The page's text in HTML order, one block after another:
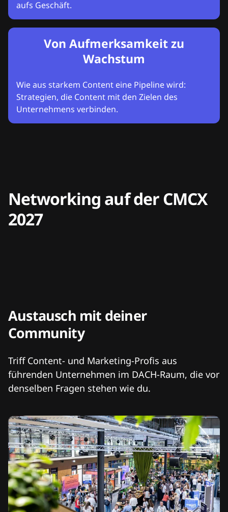
aufs Geschäft.
Von Aufmerksamkeit zu
Wachstum
Wie aus starkem Content eine Pipeline wird:
Strategien, die Content mit den Zielen des
Unternehmens verbinden.
Networking auf der CMCX
2027
Austausch mit deiner
Community
Triff Content- und Marketing-Profis aus
führenden Unternehmen im DACH-Raum, die vor
denselben Fragen stehen wie du.